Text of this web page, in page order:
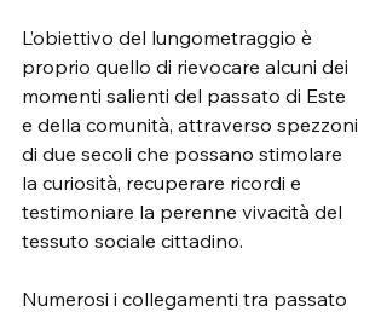
L’obiettivo del lungometraggio è
proprio quello di rievocare alcuni dei
momenti salienti del passato di Este
e della comunità, attraverso spezzoni
di due secoli che possano stimolare
la curiosità, recuperare ricordi e
testimoniare la perenne vivacità del
tessuto sociale cittadino.
Numerosi i collegamenti tra passato